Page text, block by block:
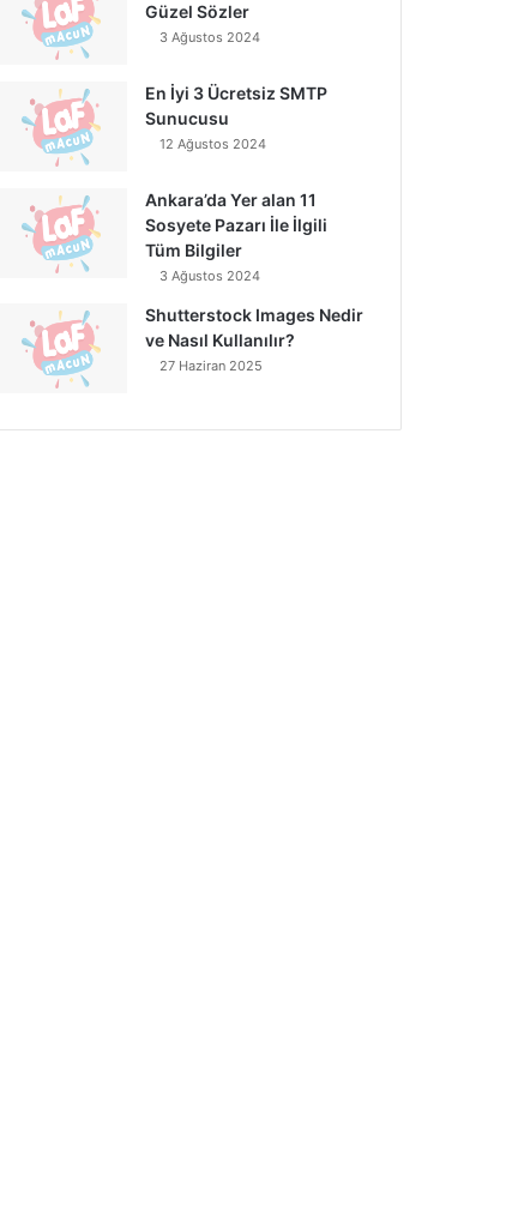
Güzel Sözler
3 Ağustos 2024
En İyi 3 Ücretsiz SMTP
Sunucusu
12 Ağustos 2024
Ankara’da Yer alan 11
Sosyete Pazarı İle İlgili
Tüm Bilgiler
3 Ağustos 2024
Shutterstock Images Nedir
ve Nasıl Kullanılır?
27 Haziran 2025